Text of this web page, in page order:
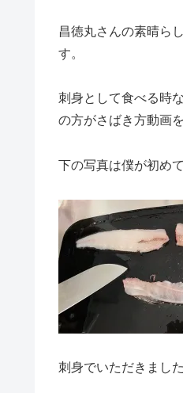
昌徳丸さんの素晴ら
す。
刺身として食べる時
の方がさばき方動画
下の写真は僕が初め
刺身でいただきまし